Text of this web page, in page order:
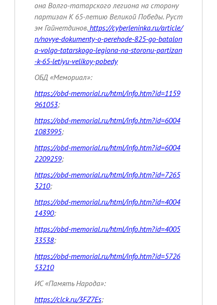
она Волго-татарского легиона на сторону
партизан К 65-летию Великой Победы. Руст
эм Гайнетдинов.https://cyberleninka.ru/article/
n/novye-dokumenty-o-perehode-825-go-batalon
a-volgo-tatarskogo-legiona-na-storonu-partizan
-k-65-letiyu-velikoy-pobedy
ОБД «Мемориал»:
https://obd-memorial.ru/html/info.htm?id=1159
961053;
https://obd-memorial.ru/html/info.htm?id=6004
1083995;
https://obd-memorial.ru/html/info.htm?id=6004
2209259;
https://obd-memorial.ru/html/info.htm?id=7265
3210;
https://obd-memorial.ru/html/info.htm?id=4004
14390;
https://obd-memorial.ru/html/info.htm?id=4005
33538;
https://obd-memorial.ru/html/info.htm?id=5726
53210
ИС «Память Народа»:
https://clck.ru/3FZ7Es;